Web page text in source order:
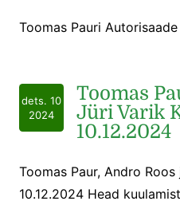
Toomas Pauri
dets. 10
2024
Toomas
Jüri Varik
10.12.2024
Toomas Paur, Andro
10.12.2024 Head